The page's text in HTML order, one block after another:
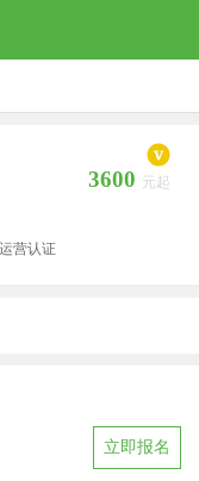
3600 元起
运营认证
立即报名